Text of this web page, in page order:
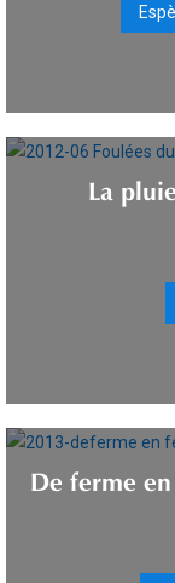
La
De ferme